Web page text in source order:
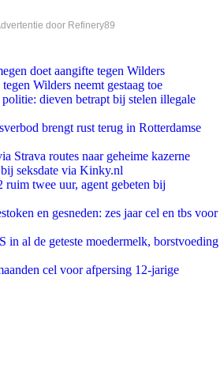
door Refinery89
doet aangifte tegen Wilders
Wilders neemt gestaag toe
dieven betrapt bij stelen illegale
brengt rust terug in Rotterdamse
Strava routes naar geheime kazerne
seksdate via Kinky.nl
twee uur, agent gebeten bij
en gesneden: zes jaar cel en tbs voor
al de geteste moedermelk, borstvoeding
cel voor afpersing 12-jarige